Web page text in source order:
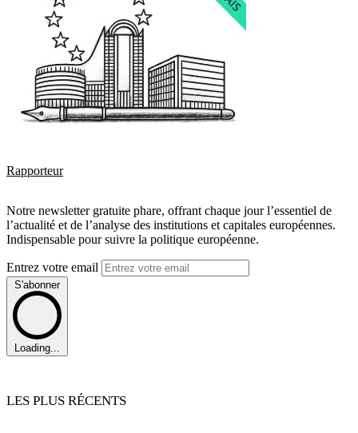
Rapporteur
Notre newsletter gratuite phare, offrant chaque jour l’essentiel de
l’actualité et de l’analyse des institutions et capitales européennes.
Indispensable pour suivre la politique européenne.
Entrez votre email
S'abonner
Loading...
LES PLUS RÉCENTS